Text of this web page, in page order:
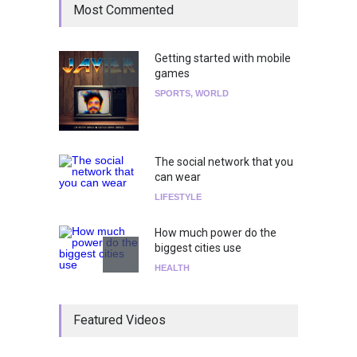
Most Commented
Getting started with mobile
games
SPORTS, WORLD
The social network that you
can wear
LIFESTYLE
How much power do the
biggest cities use
HEALTH
el show de Richie O'Farrill
Featured Videos